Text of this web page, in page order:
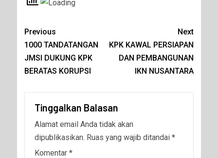
Previous
1000 TANDATANGAN
JMSI DUKUNG KPK
BERATAS KORUPSI
Next
KPK KAWAL PERSIAPAN
DAN PEMBANGUNAN
IKN NUSANTARA
Tinggalkan Balasan
Alamat email Anda tidak akan
dipublikasikan. Ruas yang wajib ditandai *
Komentar *